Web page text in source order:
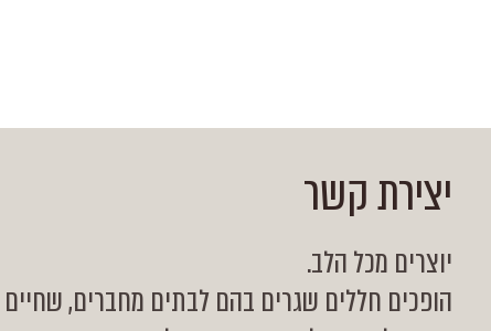
יצירת קשר
יוצרים מכל הלב.
הופכים חללים שגרים בהם לבתים מחברים,